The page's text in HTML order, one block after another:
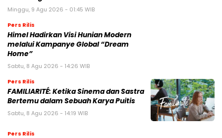
Minggu, 9 Agu 2026 - 01:45 WIB
Pers Rilis
Himel Hadirkan Visi Hunian Modern
melalui Kampanye Global “Dream
Home”
Sabtu, 8 Agu 2026 - 14:26 WIB
Pers Rilis
FAMILIARITÉ: Ketika Sinema dan Sastra
Bertemu dalam Sebuah Karya Puitis
Sabtu, 8 Agu 2026 - 14:19 WIB
Pers Rilis